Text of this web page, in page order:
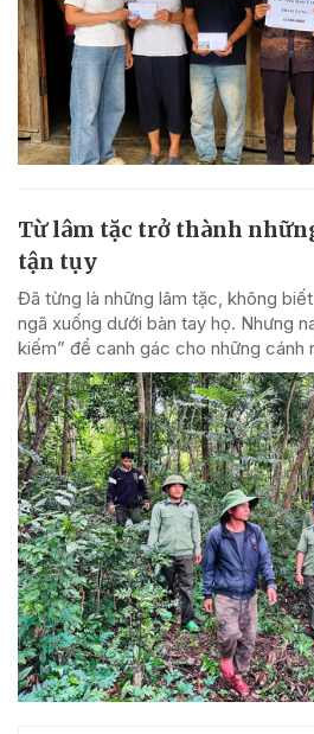
Từ lâm tặc trở thành
tận tụy
Đã từng là những lâm tặc, không
ngã xuống dưới bàn tay họ. Nhưng
kiếm” để canh gác cho những cánh